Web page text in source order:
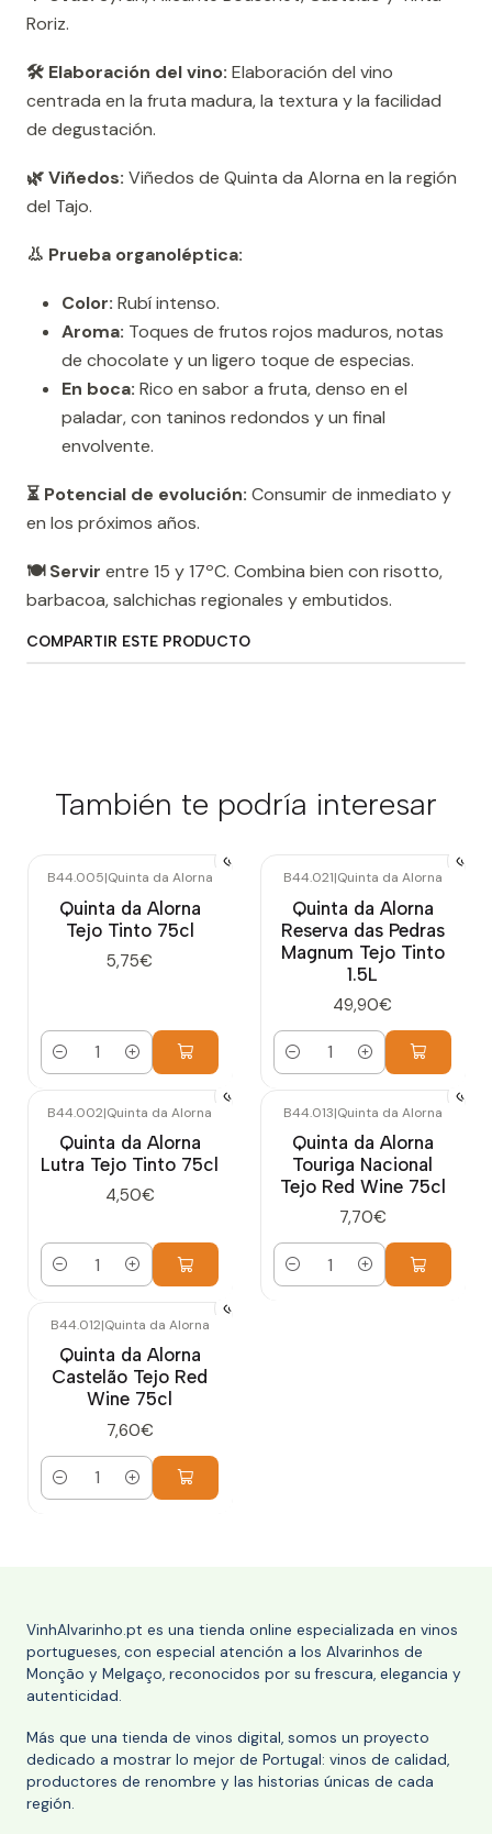
Roriz.
🛠️ Elaboración del vino: Elaboración del vino
centrada en la fruta madura, la textura y la facilidad
de degustación.
🌿 Viñedos: Viñedos de Quinta da Alorna en la región
del Tajo.
👃 Prueba organoléptica:
Color: Rubí intenso.
Aroma: Toques de frutos rojos maduros, notas
de chocolate y un ligero toque de especias.
En boca: Rico en sabor a fruta, denso en el
paladar, con taninos redondos y un final
envolvente.
⏳ Potencial de evolución: Consumir de inmediato y
en los próximos años.
🍽️ Servir entre 15 y 17ºC. Combina bien con risotto,
barbacoa, salchichas regionales y embutidos.
COMPARTIR ESTE PRODUCTO
También te podría interesar
B44.005|Quinta da Alorna
Quinta da Alorna
Tejo Tinto 75cl
5,75€
Cantidad
B44.021|Quinta da Alorna
Quinta da Alorna
Reserva das Pedras
Magnum Tejo Tinto
1.5L
49,90€
Cantidad
B44.002|Quinta da Alorna
Quinta da Alorna
Lutra Tejo Tinto 75cl
4,50€
Cantidad
B44.013|Quinta da Alorna
Quinta da Alorna
Touriga Nacional
Tejo Red Wine 75cl
7,70€
Cantidad
B44.012|Quinta da Alorna
Quinta da Alorna
Castelão Tejo Red
Wine 75cl
7,60€
Cantidad
VinhAlvarinho.pt es una tienda online especializada en vinos
portugueses, con especial atención a los Alvarinhos de
Monção y Melgaço, reconocidos por su frescura, elegancia y
autenticidad.
Más que una tienda de vinos digital, somos un proyecto
dedicado a mostrar lo mejor de Portugal: vinos de calidad,
productores de renombre y las historias únicas de cada
región.